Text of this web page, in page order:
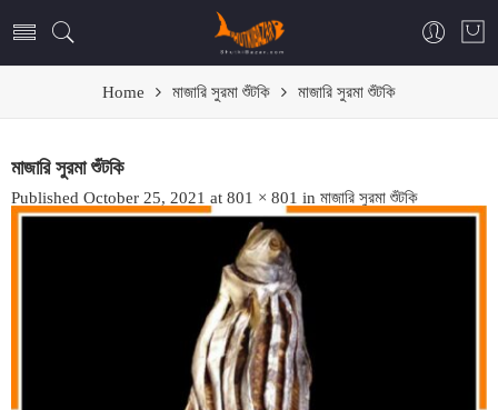
Home মাজারি সুরমা শুঁটকি মাজারি সুরমা শুঁটকি
মাজারি সুরমা শুঁটকি
Published October 25, 2021 at 801 × 801 in মাজারি সুরমা শুঁটকি